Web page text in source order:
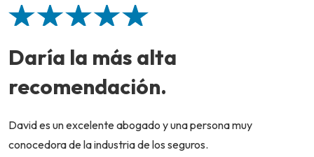
Daría la más alta
recomendación.
David es un excelente abogado y una persona muy
conocedora de la industria de los seguros.